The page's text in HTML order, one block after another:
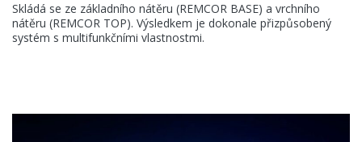
Skládá se ze základního nátěru (REMCOR BASE) a vrchního
nátěru (REMCOR TOP). Výsledkem je dokonale přizpůsobený
systém s multifunkčními vlastnostmi.
Sokolovská 115
686 01 Uherské Hradiště